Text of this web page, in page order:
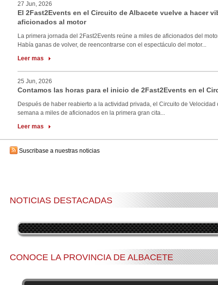
27 Jun, 2026
El 2Fast2Events en el Circuito de Albacete vuelve a hacer
aficionados al motor
La primera jornada del 2Fast2Events reúne a miles de aficionados del
Había ganas de volver, de reencontrarse con el espectáculo del motor...
Leer mas
25 Jun, 2026
Contamos las horas para el inicio de 2Fast2Events en el
Después de haber reabierto a la actividad privada, el Circuito de Velocidad
semana a miles de aficionados en la primera gran cita...
Leer mas
Suscribase a nuestras noticias
NOTICIAS DESTACADAS
CONOCE LA PROVINCIA DE ALBACETE